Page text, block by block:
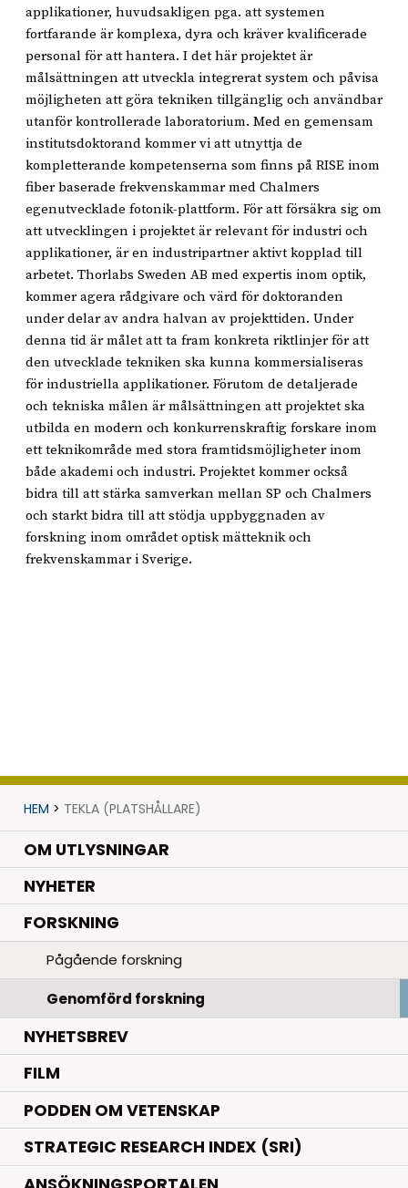
applikationer, huvudsakligen pga. att systemen
fortfarande är komplexa, dyra och kräver kvalificerade
personal för att hantera. I det här projektet är
målsättningen att utveckla integrerat system och påvisa
möjligheten att göra tekniken tillgänglig och användbar
utanför kontrollerade laboratorium. Med en gemensam
institutsdoktorand kommer vi att utnyttja de
kompletterande kompetenserna som finns på RISE inom
fiber baserade frekvenskammar med Chalmers
egenutvecklade fotonik-plattform. För att försäkra sig om
att utvecklingen i projektet är relevant för industri och
applikationer, är en industripartner aktivt kopplad till
arbetet. Thorlabs Sweden AB med expertis inom optik,
kommer agera rådgivare och värd för doktoranden
under delar av andra halvan av projekttiden. Under
denna tid är målet att ta fram konkreta riktlinjer för att
den utvecklade tekniken ska kunna kommersialiseras
för industriella applikationer. Förutom de detaljerade
och tekniska målen är målsättningen att projektet ska
utbilda en modern och konkurrenskraftig forskare inom
ett teknikområde med stora framtidsmöjligheter inom
både akademi och industri. Projektet kommer också
bidra till att stärka samverkan mellan SP och Chalmers
och starkt bidra till att stödja uppbyggnaden av
forskning inom området optisk mätteknik och
frekvenskammar i Sverige.
HEM > TEKLA (PLATSHÅLLARE)
OM UTLYSNINGAR
NYHETER.
FORSKNING.
Pågående forskning
Genomförd forskning
NYHETSBREV
FILM
PODDEN OM VETENSKAP
STRATEGIC RESEARCH INDEX (SRI)